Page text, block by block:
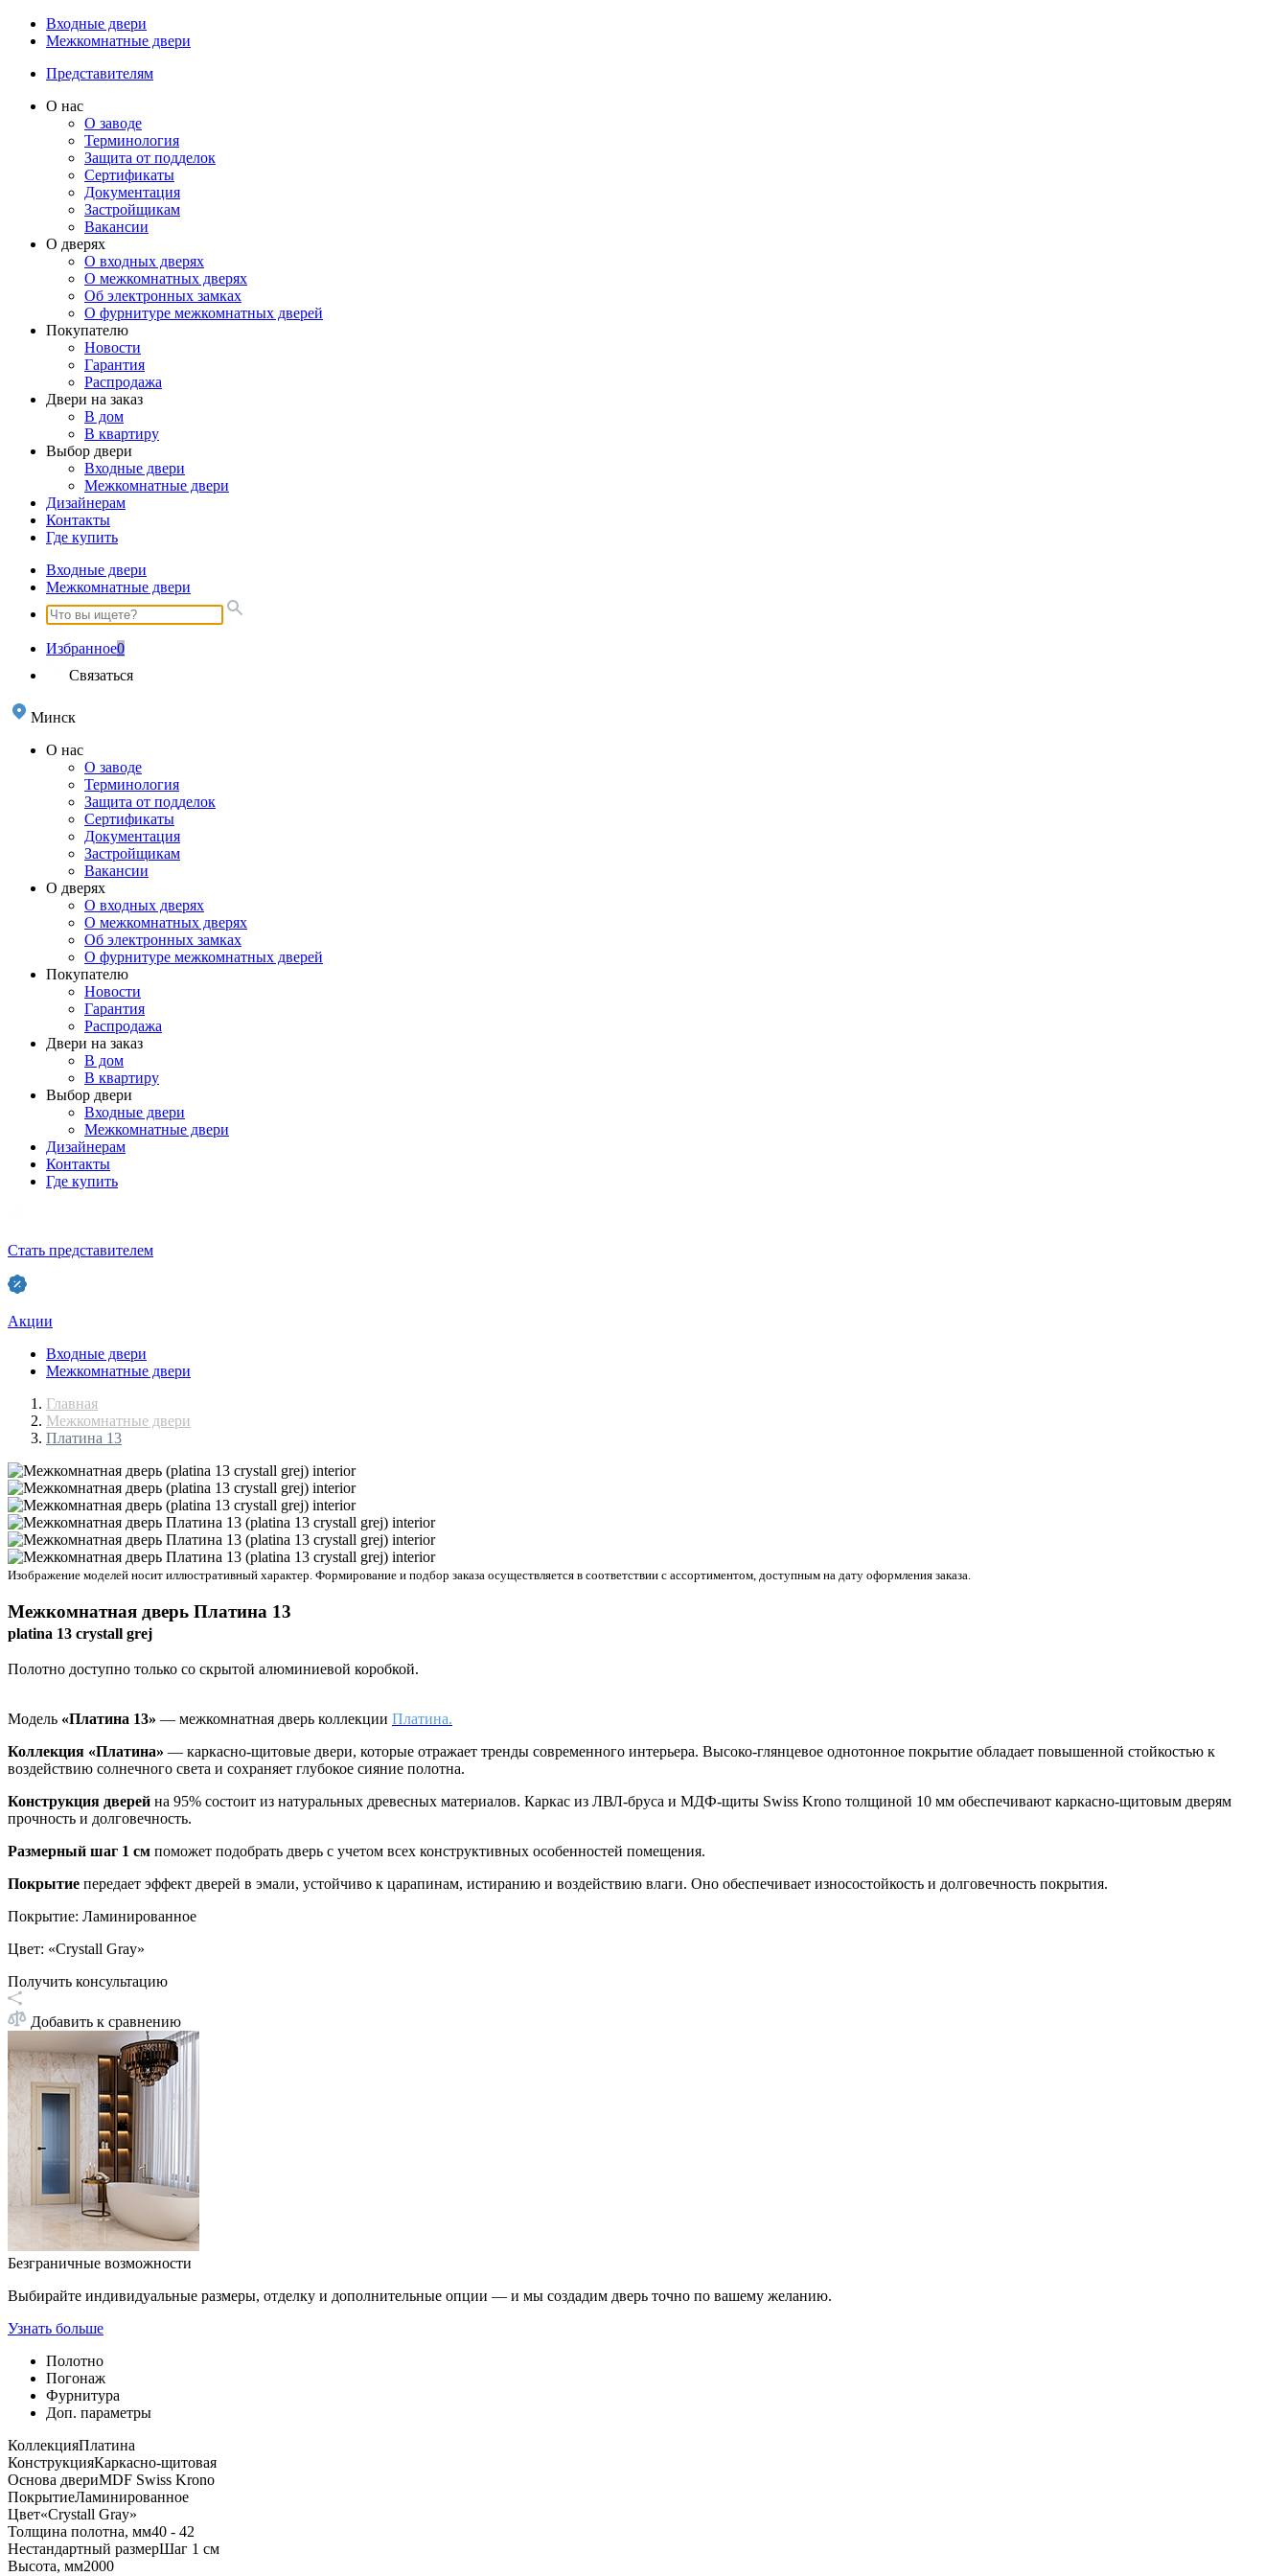
Входные двери
Межкомнатные двери
Представителям
О нас
О заводе
Терминология
Защита от подделок
Сертификаты
Документация
Застройщикам
Вакансии
О дверях
О входных дверях
О межкомнатных дверях
Об электронных замках
О фурнитуре межкомнатных дверей
Покупателю
Новости
Гарантия
Распродажа
Двери на заказ
В дом
В квартиру
Выбор двери
Входные двери
Межкомнатные двери
Дизайнерам
Контакты
Где купить
Входные двери
Межкомнатные двери
Избранное0
Связаться
Минск
О нас
О заводе
Терминология
Защита от подделок
Сертификаты
Документация
Застройщикам
Вакансии
О дверях
О входных дверях
О межкомнатных дверях
Об электронных замках
О фурнитуре межкомнатных дверей
Покупателю
Новости
Гарантия
Распродажа
Двери на заказ
В дом
В квартиру
Выбор двери
Входные двери
Межкомнатные двери
Дизайнерам
Контакты
Где купить
Стать представителем
Акции
Входные двери
Межкомнатные двери
Главная
Межкомнатные двери
Платина 13
Изображение моделей носит иллюстративный характер. Формирование и подбор заказа осуществляется в соответствии с ассортиментом, доступным на дату оформления заказа.
Межкомнатная дверь Платина 13
platina 13 crystall grej
Полотно доступно только со скрытой алюминиевой коробкой.
Модель «Платина 13» — межкомнатная дверь коллекции Платина.
Коллекция «Платина» — каркасно-щитовые двери, которые отражает тренды современного интерьера. Высоко-глянцевое однотонное покрытие обладает повышенной стойкостью к
воздействию солнечного света и сохраняет глубокое сияние полотна.
Конструкция дверей на 95% состоит из натуральных древесных материалов. Каркас из ЛВЛ-бруса и МДФ-щиты Swiss Krono толщиной 10 мм обеспечивают каркасно-щитовым дверям
прочность и долговечность.
Размерный шаг 1 см поможет подобрать дверь с учетом всех конструктивных особенностей помещения.
Покрытие передает эффект дверей в эмали, устойчиво к царапинам, истиранию и воздействию влаги. Оно обеспечивает износостойкость и долговечность покрытия.
Покрытие: Ламинированное
Цвет: «Crystall Gray»
Получить консультацию
Добавить к сравнению
Безграничные возможности
Выбирайте индивидуальные размеры, отделку и дополнительные опции — и мы создадим дверь точно по вашему желанию.
Узнать больше
Полотно
Погонаж
Фурнитура
Доп. параметры
КоллекцияПлатина
КонструкцияКаркасно-щитовая
Основа двериMDF Swiss Krono
ПокрытиеЛаминированное
Цвет«Crystall Gray»
Толщина полотна, мм40 - 42
Нестандартный размерШаг 1 см
Высота, мм2000